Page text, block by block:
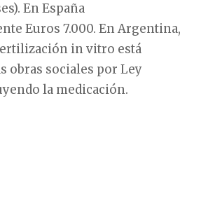
En España
Euros 7.000. En Argentina,
in vitro está
obras sociales por Ley
la medicación.